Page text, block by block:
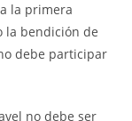
la primera
la bendición de
debe participar
no debe ser